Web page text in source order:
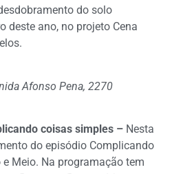
do solo
deste ano, no projeto Cena
Afonso Pena, 2270
coisas simples – Nesta
do episódio Complicando
Meio. Na programação tem